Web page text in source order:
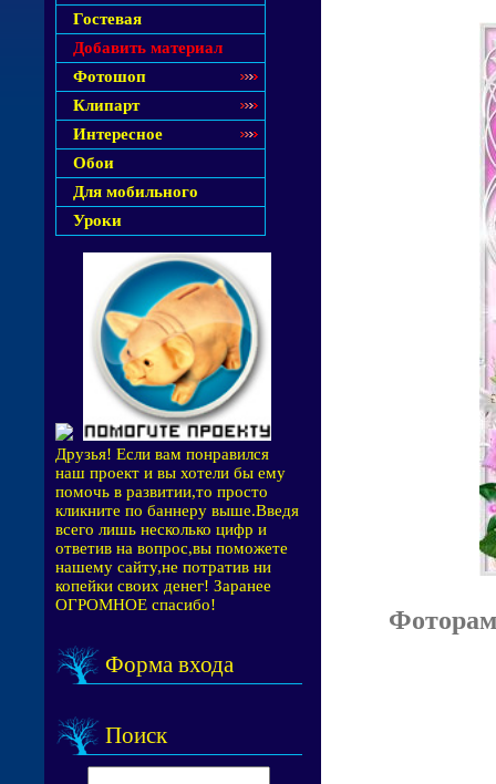
Гостевая
Добавить материал
Фотошоп
Клипарт
Интересное
Обои
Для мобильного
Уроки
Друзья! Если вам понравился
наш проект и вы хотели бы ему
помочь в развитии,то просто
кликните по баннеру выше.Введя
всего лишь несколько цифр и
ответив на вопрос,вы поможете
нашему сайту,не потратив ни
копейки своих денег! Заранее
ОГРОМНОЕ спасибо!
Форма входа
Поиск